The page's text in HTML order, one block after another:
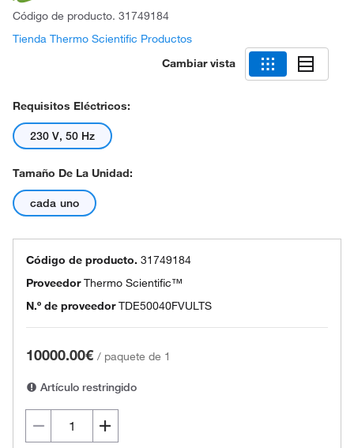
Código de producto. 31749184
Tienda Thermo Scientific Productos
Cambiar vista
Requisitos Eléctricos:
230 V, 50 Hz
Tamaño De La Unidad:
cada uno
Código de producto. 31749184
ProveedorThermo Scientific™
N.º de proveedor TDE50040FVULTS
10000.00€ / paquete de 1
Artículo restringido